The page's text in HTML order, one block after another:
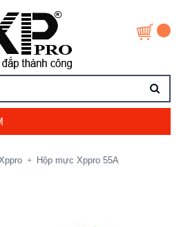
+ Hộp mực Xppro 55A